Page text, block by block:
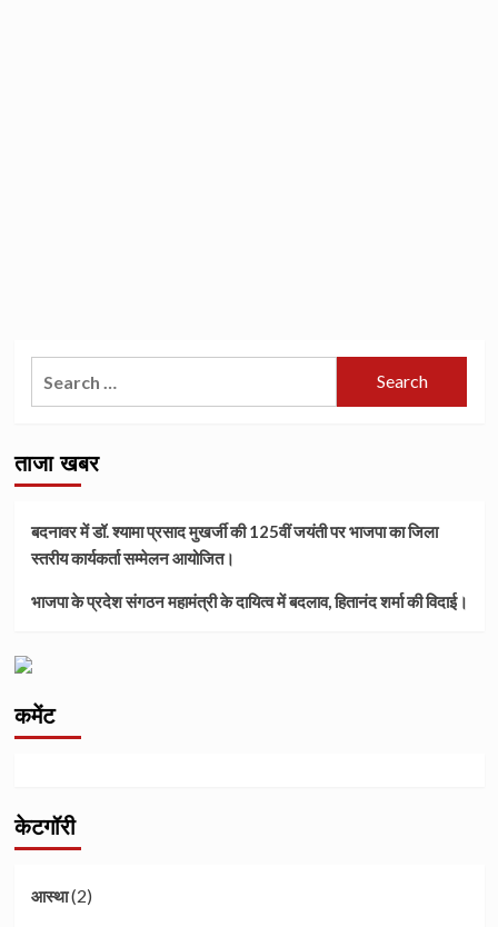
ताजा खबर
बदनावर में डॉ. श्यामा प्रसाद मुखर्जी की 125वीं जयंती पर भाजपा का जिला
स्तरीय कार्यकर्ता सम्मेलन आयोजित।
भाजपा के प्रदेश संगठन महामंत्री के दायित्व में बदलाव, हितानंद शर्मा की विदाई।
कमेंट
केटगॉरी
आस्था(2)